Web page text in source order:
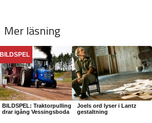
Mer läsning
BILDSPEL
BILDSPEL: Traktorpulling
drar igång Vessingsboda
Joels ord lyser i Lantz
gestaltning